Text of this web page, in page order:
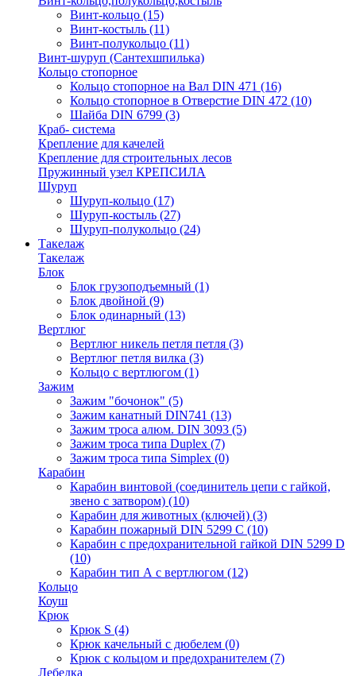
Винт-кольцо (15)
Винт-костыль (11)
Винт-полукольцо (11)
Винт-шуруп (Сантехшпилька)
Кольцо стопорное
Кольцо cтопорное на Вал DIN 471 (16)
Кольцо стопорное в Отверстие DIN 472 (10)
Шайба DIN 6799 (3)
Краб- система
Крепление для качелей
Крепление для строительных лесов
Пружинный узел КРЕПСИЛА
Шуруп
Шуруп-кольцо (17)
Шуруп-костыль (27)
Шуруп-полукольцо (24)
Такелаж
Такелаж
Блок
Блок грузоподъемный (1)
Блок двойной (9)
Блок одинарный (13)
Вертлюг
Вертлюг никель петля петля (3)
Вертлюг петля вилка (3)
Кольцо с вертлюгом (1)
Зажим
Зажим "бочонок" (5)
Зажим канатный DIN741 (13)
Зажим троса алюм. DIN 3093 (5)
Зажим троса типа Duplex (7)
Зажим троса типа Simplex (0)
Карабин
Карабин винтовой (соединитель цепи с гайкой,
звено с затвором) (10)
Карабин для животных (ключей) (3)
Карабин пожарный DIN 5299 C (10)
Карабин с предохранительной гайкой DIN 5299 D
(10)
Карабин тип А с вертлюгом (12)
Кольцо
Коуш
Крюк
Крюк S (4)
Крюк качельный с дюбелем (0)
Крюк с кольцом и предохранителем (7)
Лебедка